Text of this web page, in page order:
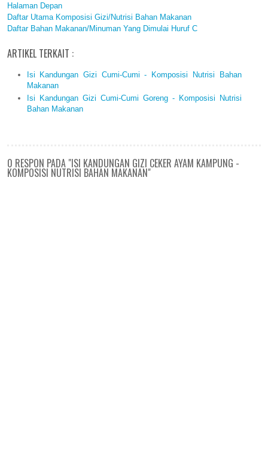
Halaman Depan
Daftar Utama Komposisi Gizi/Nutrisi Bahan Makanan
Daftar Bahan Makanan/Minuman Yang Dimulai Huruf C
ARTIKEL TERKAIT :
Isi Kandungan Gizi Cumi-Cumi - Komposisi Nutrisi Bahan
Makanan
Isi Kandungan Gizi Cumi-Cumi Goreng - Komposisi Nutrisi
Bahan Makanan
0 RESPON PADA "ISI KANDUNGAN GIZI CEKER AYAM KAMPUNG -
KOMPOSISI NUTRISI BAHAN MAKANAN"